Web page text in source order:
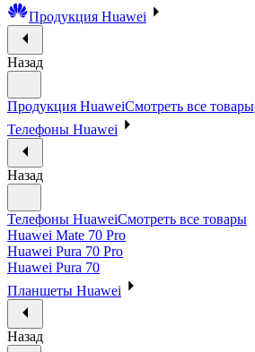
Продукция Huawei
Назад
Продукция HuaweiСмотреть все товары
Телефоны Huawei
Назад
Телефоны HuaweiСмотреть все товары
Huawei Mate 70 Pro
Huawei Pura 70 Pro
Huawei Pura 70
Планшеты Huawei
Назад